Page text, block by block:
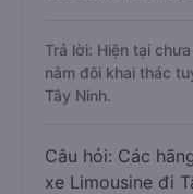
Trả lời: Hiện tại
nằm đôi khai thác
Tây Ninh.
Câu hỏi: Các
xe Limousine đi